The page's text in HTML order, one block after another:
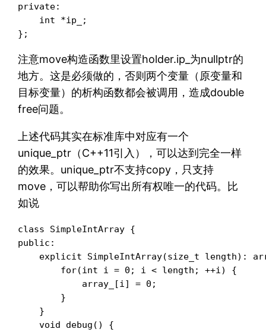
private:
    int *ip_;
};
注意move构造函数里设置holder.ip_为nullptr的
地方。这是必须做的，否则两个变量（原变量和
目标变量）的析构函数都会被调用，造成double
free问题。
上述代码其实在标准库中对应有一个
unique_ptr（C++11引入），可以达到完全一样
的效果。unique_ptr不支持copy，只支持
move，可以帮助你写出所有权唯一的代码。比
如说
class SimpleIntArray {
public:
explicit SimpleIntArray(size_t length):
        for(int i = 0; i < length; ++i) {
            array_[i] = 0;
        }
    }
    void debug() {